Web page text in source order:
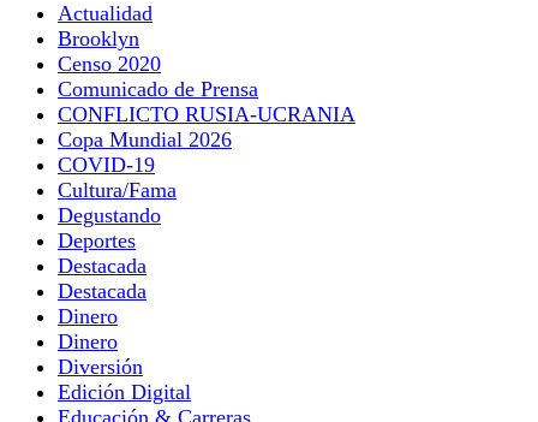
Actualidad
Brooklyn
Censo 2020
Comunicado de Prensa
CONFLICTO RUSIA-UCRANIA
Copa Mundial 2026
COVID-19
Cultura/Fama
Degustando
Deportes
Destacada
Destacada
Dinero
Dinero
Diversión
Edición Digital